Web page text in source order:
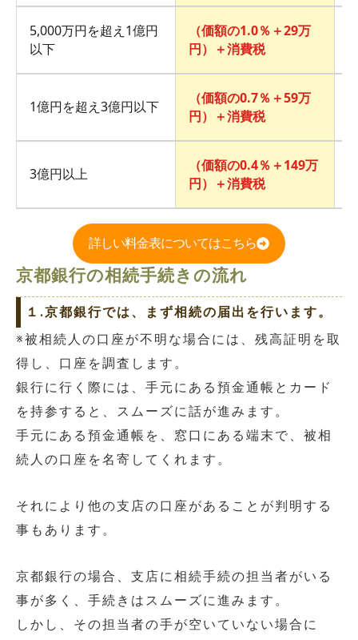
5,000万円を超え1億円
以下
（価額の1.0％＋29万
円）＋消費税
1億円を超え3億円以下
（価額の0.7％＋59万
円）＋消費税
3億円以上
（価額の0.4％＋149万
円）＋消費税
詳しい料金表についてはこちら
京都銀行の相続手続きの流れ
１.京都銀行では、まず相続の届出を行います。
※被相続人の口座が不明な場合には、残高証明を取
得し、口座を調査します。
銀行に行く際には、手元にある預金通帳とカード
を持参すると、スムーズに話が進みます。
手元にある預金通帳を、窓口にある端末で、被相
続人の口座を名寄してくれます。
それにより他の支店の口座があることが判明する
事もあります。
京都銀行の場合、支店に相続手続の担当者がいる
事が多く、手続きはスムーズに進みます。
しかし、その担当者の手が空いていない場合に